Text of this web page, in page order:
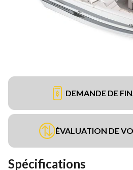
DEMANDE DE
ÉVALUATION DE
Spécifications